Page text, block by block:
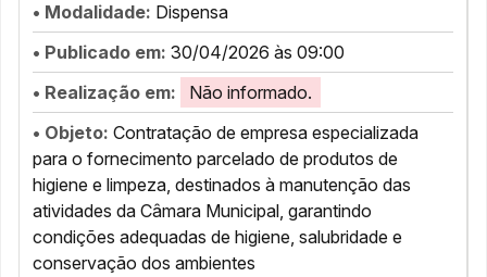
• Modalidade: Dispensa
• Publicado em: 30/04/2026 às 09:00
• Realização em:
Não informado.
• Objeto: Contratação de empresa especializada
para o fornecimento parcelado de produtos de
higiene e limpeza, destinados à manutenção das
atividades da Câmara Municipal, garantindo
condições adequadas de higiene, salubridade e
conservação dos ambientes